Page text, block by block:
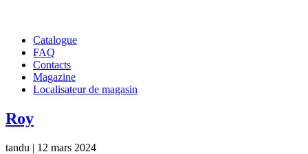
Catalogue
FAQ
Contacts
Magazine
Localisateur de magasin
Roy
tandu | 12 mars 2024